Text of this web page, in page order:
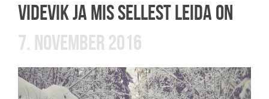
VIDEVIK ja mis sellest leida on
7. november 2016